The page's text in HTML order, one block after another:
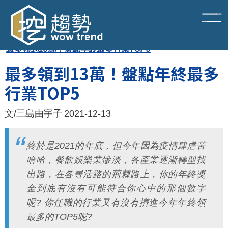
回趨勢首頁
現在位置： 首頁▹行業百百種
最多領到13萬！盤點年終最多行業TOP5
最多領到13萬！盤點年終最多
行業TOP5
文/三島由宇子 2021-12-13
終於是2021的年底，但今年因為疫情肆虐苦
哈哈，餐飲娛樂業慘淡，各產業逐漸轉型找
出路，在各尋活路的荊棘路上，你的年終獎
金到底有沒有可能符合你心中的那個數字
呢? 你任職的行業又有沒有擠進今年年終領
最多的TOP5呢?